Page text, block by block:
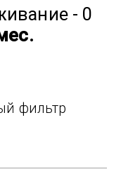
- 0
фильтр